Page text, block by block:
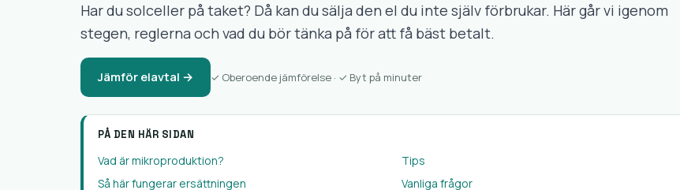
Har du solceller på taket? Då kan du sälja den el du inte själv förbrukar. Här går vi igenom
stegen, reglerna och vad du bör tänka på för att få bäst betalt.
Jämför elavtal → ✓ Oberoende jämförelse · ✓ Byt på minuter
PÅ DEN HÄR SIDAN
Vad är mikroproduktion?
Så här fungerar ersättningen
Tips
Vanliga frågor